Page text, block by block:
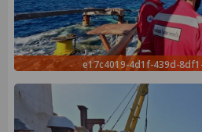
e17c4019-4d1f-439d-